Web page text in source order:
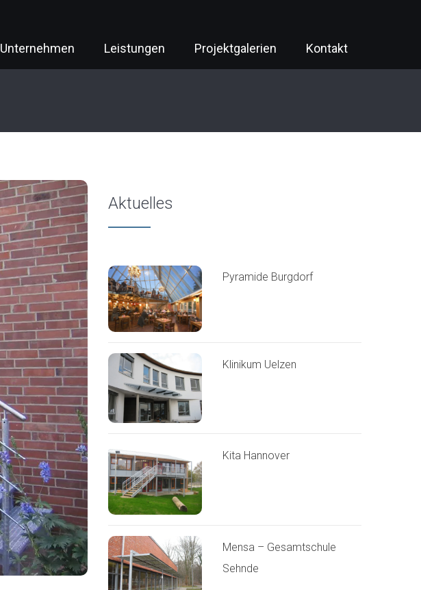
Unternehmen Leistungen Projektgalerien Kontakt
Aktuelles
Pyramide Burgdorf
Klinikum Uelzen
Kita Hannover
Mensa – Gesamtschule
Sehnde